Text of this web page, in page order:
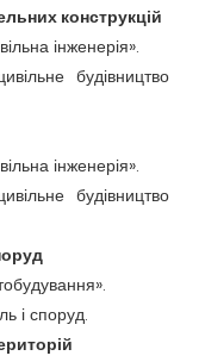
конструкцій
інженерія».
будівництво
інженерія».
будівництво
і споруд.